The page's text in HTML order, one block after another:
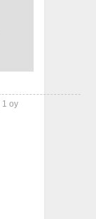
1 oy